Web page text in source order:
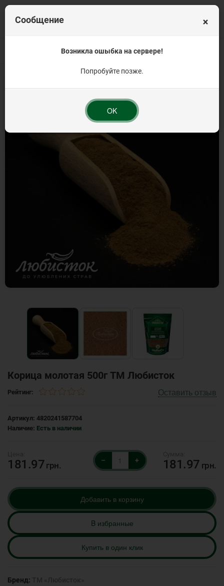
Весовая продукция Пряности и специи Корица молотая
Корица молотая 500г ТМ Любисток
Рейтинг: Оставить отзыв
Артикул: 4820241587704
Наличие: Есть в наличии
181.97 грн.
– + 181.97 грн.
Добавить в корзину
B избранные
Купить в один клик
Бренд:
×
Сообщение
Возникла ошыбка на сервере!
Попробуйте позже.
OK